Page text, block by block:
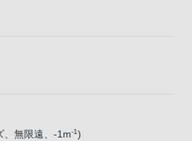
、無限遠、-1m-1)